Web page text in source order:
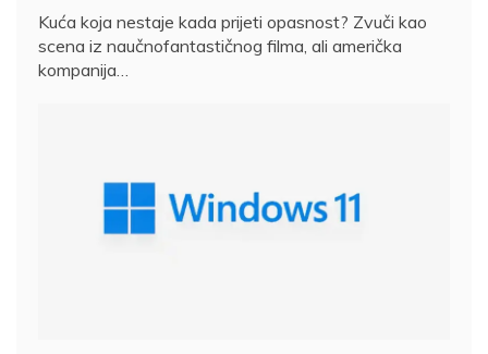
Kuća koja nestaje kada prijeti opasnost? Zvuči kao
scena iz naučnofantastičnog filma, ali američka
kompanija…